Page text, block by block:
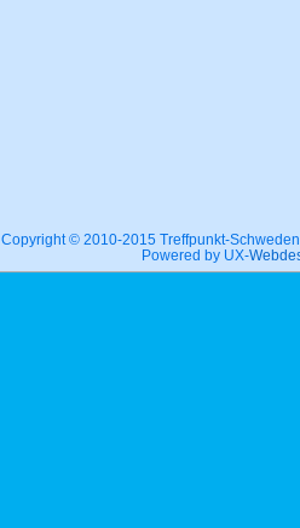
Copyright © 2010-2015 Treffpunkt-
Powered by UX-